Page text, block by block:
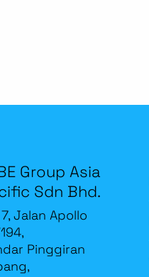
Group Asia
Sdn Bhd.
7, Jalan Apollo
Pinggiran